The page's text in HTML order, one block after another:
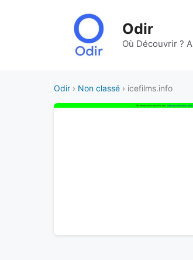
Odir
Où Découvrir ?
Odir › Non classé › icefilms.info